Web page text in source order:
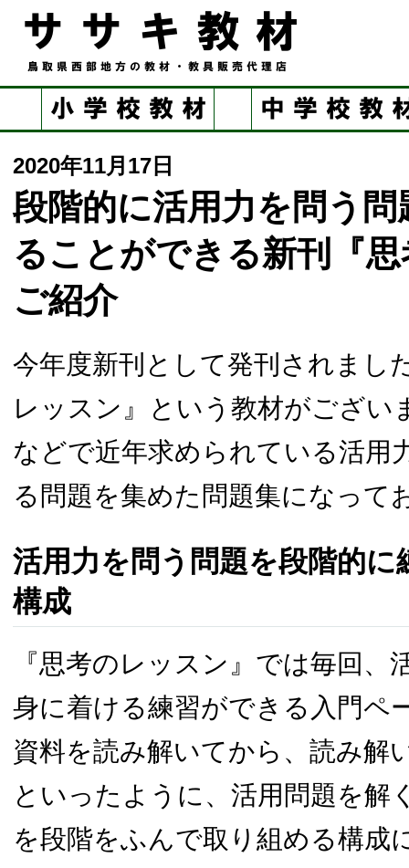
2020年11月17日
段階的に活用力を問う
ることができる新刊『
ご紹介
今年度新刊として発刊されまし
レッスン』という教材がござい
などで近年求められている活用
る問題を集めた問題集になって
活用力を問う問題を段階的
構成
『思考のレッスン』では毎回、
身に着ける練習ができる入門ペ
資料を読み解いてから、読み解
といったように、活用問題を解
を段階をふんで取り組める構成